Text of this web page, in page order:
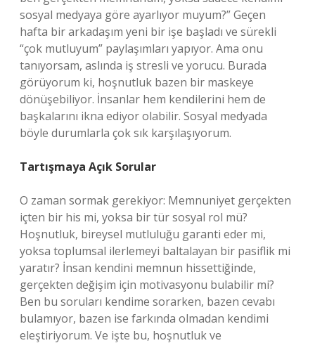
sosyal medyaya göre ayarlıyor muyum?” Geçen
hafta bir arkadaşım yeni bir işe başladı ve sürekli
“çok mutluyum” paylaşımları yapıyor. Ama onu
tanıyorsam, aslında iş stresli ve yorucu. Burada
görüyorum ki, hoşnutluk bazen bir maskeye
dönüşebiliyor. İnsanlar hem kendilerini hem de
başkalarını ikna ediyor olabilir. Sosyal medyada
böyle durumlarla çok sık karşılaşıyorum.
Tartışmaya Açık Sorular
O zaman sormak gerekiyor: Memnuniyet gerçekten
içten bir his mi, yoksa bir tür sosyal rol mü?
Hoşnutluk, bireysel mutluluğu garanti eder mi,
yoksa toplumsal ilerlemeyi baltalayan bir pasiflik mi
yaratır? İnsan kendini memnun hissettiğinde,
gerçekten değişim için motivasyonu bulabilir mi?
Ben bu soruları kendime sorarken, bazen cevabı
bulamıyor, bazen ise farkında olmadan kendimi
eleştiriyorum. Ve işte bu, hoşnutluk ve